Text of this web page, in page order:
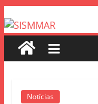
Notícias